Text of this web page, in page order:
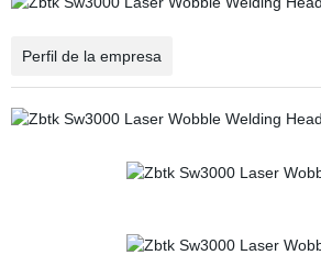
Perfil de la empresa